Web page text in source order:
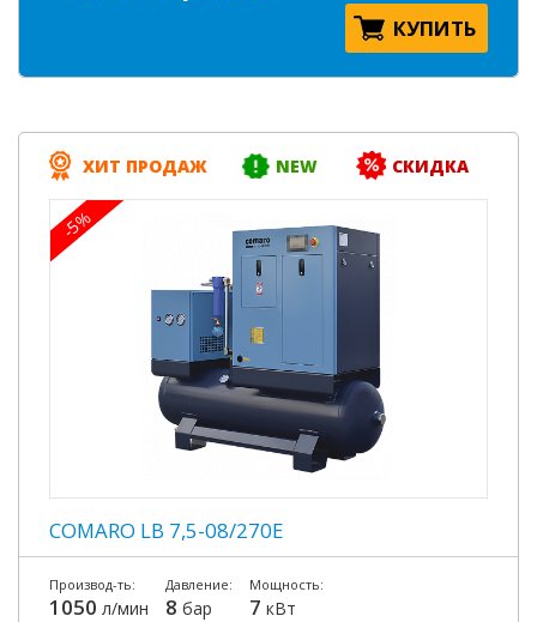
КУПИТЬ
ХИТ ПРОДАЖ NEW СКИДКА
-5%
COMARO LB 7,5-08/270E
Производ-ть:
1050 л/мин
Давление:
8 бар
Мощность:
7 кВт